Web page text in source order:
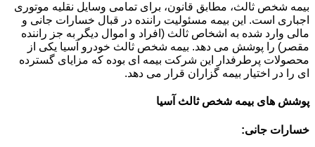
بیمه شخص ثالث، مطابق قانون، برای تمامی وسایل نقلیه موتوری
اجباری است. این بیمه مسئولیت راننده در قبال خسارات جانی و
مالی وارد شده به اشخاص ثالث (افراد و اموال دیگر به جز راننده
مقصر) را پوشش می دهد. بیمه شخص ثالث خودرو آسیا یکی از
محصولات پرطرفدار این شرکت بیمه ای بوده که مزایای گسترده
ای را در اختیار بیمه گزاران قرار می دهد.
پوشش های بیمه شخص ثالث آسیا
خسارات جانی: